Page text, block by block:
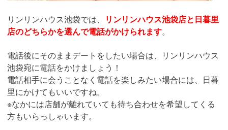
リンリンハウス池袋では、
リンリンハウス池袋店と日暮里
店のどちらかを選んで電話がかけられます。
電話後にそのままデートをしたい場合は、リンリンハウス
池袋宛に電話をかけましょう！
電話相手に会うことなく電話を楽しみたい場合には、日暮
里にかけてもいいですね。
※なかには店舗が離れていても待ち合わせを希望してくる
方もいらっしゃいます。